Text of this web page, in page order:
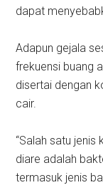
dapat
Adapun gejala
frekuensi buang
disertai dengan
cair.
“Salah satu
diare adalah
termasuk jenis